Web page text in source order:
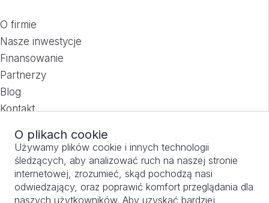
O firmie
Nasze inwestycje
Finansowanie
Partnerzy
Blog
Kontakt
O plikach cookie
Używamy plików cookie i innych technologii
śledzących, aby analizować ruch na naszej stronie
internetowej, zrozumieć, skąd pochodzą nasi
odwiedzający, oraz poprawić komfort przeglądania dla
naszych użytkowników. Aby uzyskać bardziej